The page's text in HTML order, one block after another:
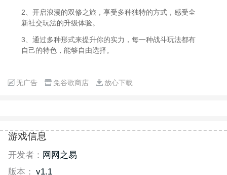
2、开启浪漫的双修之旅，享受多种独特的方式，感受全
新社交玩法的升级体验。
3、通过多种形式来提升你的实力，每一种战斗玩法都有
自己的特色，能够自由选择。
无广告 免谷歌商店 放心下载
游戏信息
开发者： 网网之易
版本： v1.1